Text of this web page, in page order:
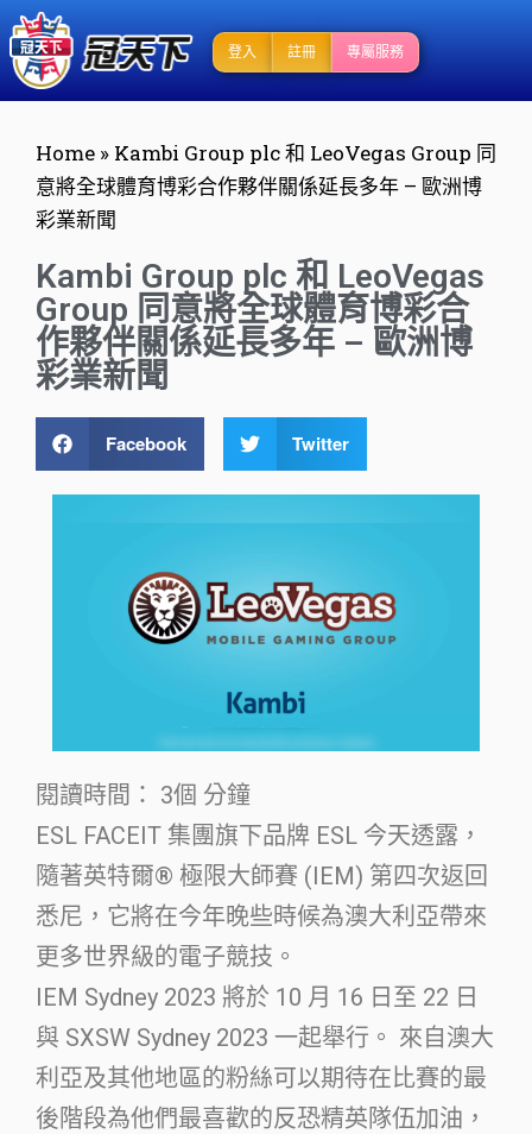
登入 註冊 專屬服務
Home » Kambi Group plc 和 LeoVegas Group 同
意將全球體育博彩合作夥伴關係延長多年 – 歐洲博
彩業新聞
Kambi Group plc 和 LeoVegas
Group 同意將全球體育博彩合
作夥伴關係延長多年 – 歐洲博
彩業新聞
Facebook Twitter
閱讀時間： 3個 分鐘
ESL FACEIT 集團旗下品牌 ESL 今天透露，
隨著英特爾® 極限大師賽 (IEM) 第四次返回
悉尼，它將在今年晚些時候為澳大利亞帶來
更多世界級的電子競技。
IEM Sydney 2023 將於 10 月 16 日至 22 日
與 SXSW Sydney 2023 一起舉行。 來自澳大
利亞及其他地區的粉絲可以期待在比賽的最
後階段為他們最喜歡的反恐精英隊伍加油，